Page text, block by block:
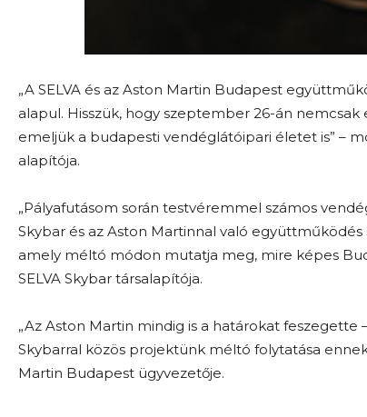
„A SELVA és az Aston Martin Budapest
alapul. Hisszük, hogy szeptember 26-án
emeljük a budapesti vendéglátóipari életet is” –
alapítója.
„Pályafutásom során testvéremmel számos
Skybar és az Aston Martinnal való
amely méltó módon mutatja meg, mire képes
SELVA Skybar társalapítója.
„Az Aston Martin mindig is a határokat feszegette
Skybarral közös projektünk méltó folytatása
Martin Budapest ügyvezetője.